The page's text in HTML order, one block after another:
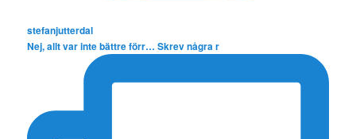
stefanjutterdal
Nej, allt var inte bättre förr… Skrev några r